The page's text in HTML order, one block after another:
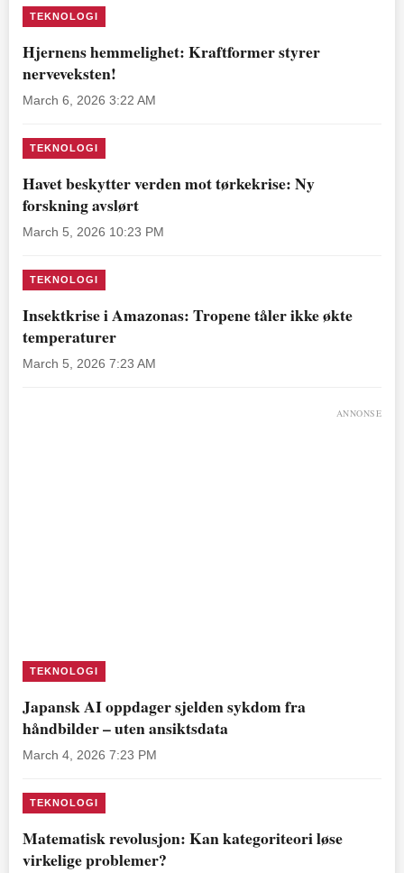
TEKNOLOGI
Hjernens hemmelighet: Kraftformer styrer
nerveveksten!
March 6, 2026 3:22 AM
TEKNOLOGI
Havet beskytter verden mot tørkekrise: Ny
forskning avslørt
March 5, 2026 10:23 PM
TEKNOLOGI
Insektkrise i Amazonas: Tropene tåler ikke økte
temperaturer
March 5, 2026 7:23 AM
ANNONSE
TEKNOLOGI
Japansk AI oppdager sjelden sykdom fra
håndbilder – uten ansiktsdata
March 4, 2026 7:23 PM
TEKNOLOGI
Matematisk revolusjon: Kan kategoriteori løse
virkelige problemer?